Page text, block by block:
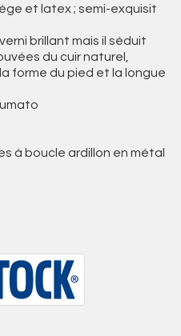
et latex ; semi-exquisit
brillant mais il séduit
du cuir naturel,
forme du pied et la longue
à boucle ardillon en métal